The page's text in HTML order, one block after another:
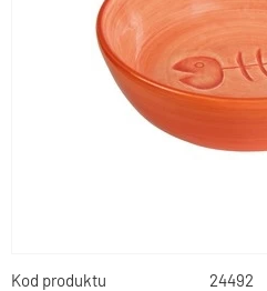
Kod produktu 24492